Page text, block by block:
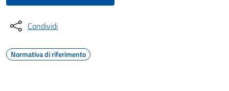
Condividi
Normativa di riferimento